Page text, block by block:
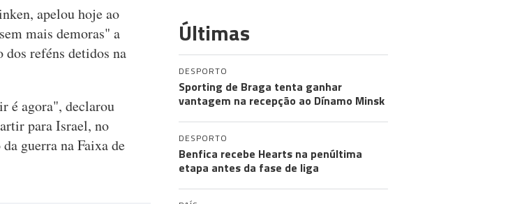
apelou hoje ao
mais demoras" a
dos reféns detidos na
é agora", declarou
para Israel, no
guerra na Faixa de
Últimas
DESPORTO
Sporting de Braga tenta ganhar
vantagem na recepção ao Dínamo Minsk
DESPORTO
Benfica recebe Hearts na penúltima
etapa antes da fase de liga